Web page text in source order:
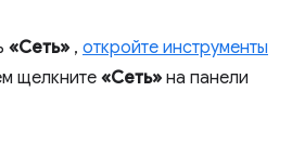
«Сеть» , откройте инструменты
щелкните «Сеть» на панели